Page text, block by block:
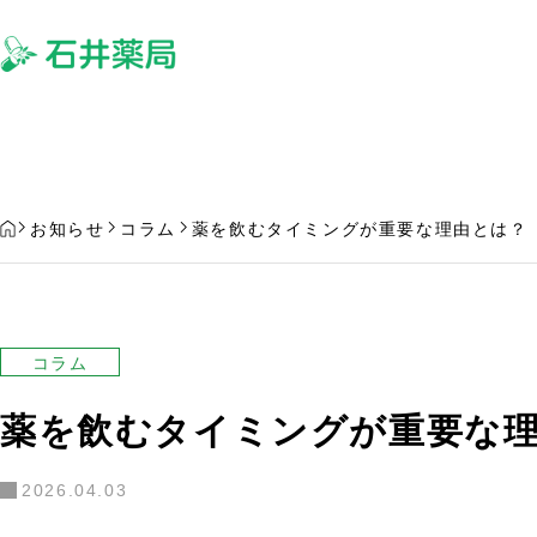
欲しい処方薬を置いていない場合
処方薬の受け取りを
HOME
お知らせ コラム 薬を飲むタイミングが重要な理由とは？
コラム
薬を飲むタイミングが重要な
2026.04.03